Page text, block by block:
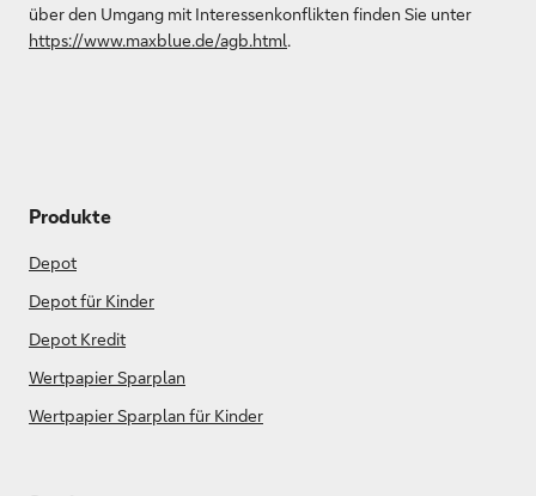
über den Umgang mit Interessenkonflikten finden Sie unter
https://www.maxblue.de/agb.html.
Produkte
Depot
Depot für Kinder
Depot Kredit
Wertpapier Sparplan
Wertpapier Sparplan für Kinder